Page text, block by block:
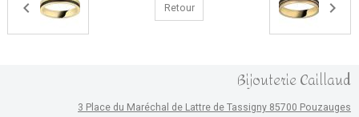
Retour
Bijouterie Caillaud
3 Place du Maréchal de Lattre de Tassigny 85700 Pouzauges